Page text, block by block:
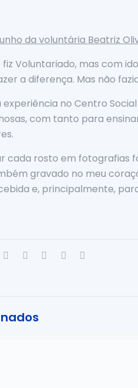
da voluntária Beatriz
Voluntariado, mas com
a diferença. Mas não
experiência no Centro
com tanto para
cada rosto em fotografias
gravado no meu
e, principalmente,